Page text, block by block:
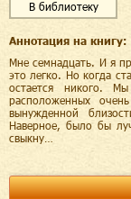
В библиотеку
Аннотация на книгу:
Мне семнадцать. И я
это легко. Но когда
остается никого.
расположенных
вынужденной
Наверное, было бы
свыкну…